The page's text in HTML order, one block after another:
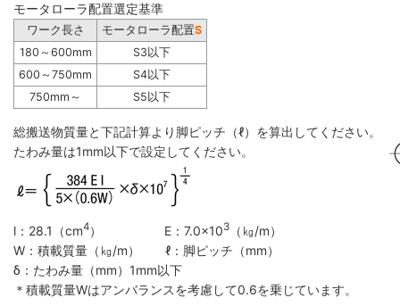
モータローラ配置選定基準
ワーク長さ モータローラ配置S
180～600mm
S3以下
600～750mm
S4以下
750mm～
S5以下
総搬送物質量と下記計算より脚ピッチ（ℓ）を算出してください。
たわみ量は1mm以下で設定してください。
l：28.1（cm4） E：7.0×103
（㎏/m）
W：積載質量（㎏/m） ℓ：脚ピッチ（mm）
δ：たわみ量（mm）1mm以下
＊積載質量Wはアンバランスを考慮して0.6を乗じています。